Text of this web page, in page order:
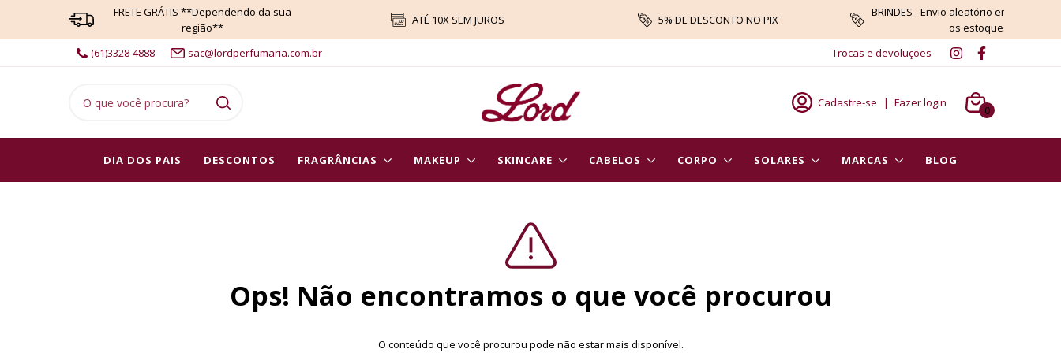
FRETE GRÁTIS **Dependendo da sua
região**
ATÉ 10X SEM JUROS 5% DE DESCONTO NO PIX
BRINDES - Envio aleatório enquanto
os estoques
(61)3328-4888
sac@lordperfumaria.com.br Trocas e devoluções
Cadastre-se | Fazer login
0
DIA DOS PAIS DESCONTOS FRAGRÂNCIAS MAKEUP SKINCARE CABELOS CORPO SOLARES MARCAS BLOG
Ops! Não encontramos o que você procurou
O conteúdo que você procurou pode não estar mais disponível.